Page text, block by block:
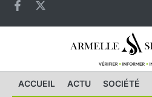
ACCUEIL ACTU SOCIÉTÉ